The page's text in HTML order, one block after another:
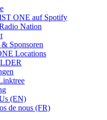
ONE auf Spotify
Nation
& Sponsoren
Locations
(EN)
de nous (FR)